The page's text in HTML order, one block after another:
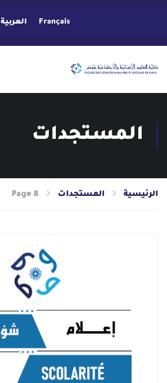
Français العربية
المستجدات
الرئيسية المستجدات Page 8